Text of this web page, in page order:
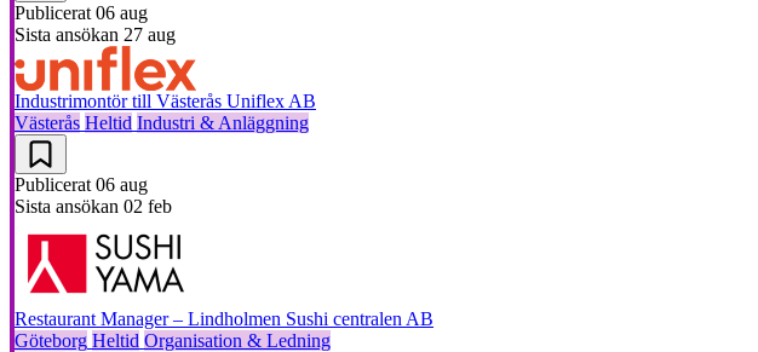
Publicerat 06 aug
Sista ansökan 27 aug
Industrimontör till Västerås Uniflex AB
Västerås Heltid Industri & Anläggning
Publicerat 06 aug
Sista ansökan 02 feb
Restaurant Manager – Lindholmen Sushi centralen AB
Göteborg Heltid Organisation & Ledning